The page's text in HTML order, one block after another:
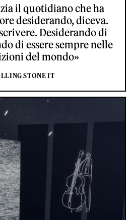
il quotidiano che ha
desiderando, diceva.
Desiderando di
di essere sempre nelle
del mondo»
STONE IT